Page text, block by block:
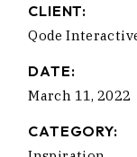
CLIENT:
Qode
DATE:
March 11, 2022
CATEGORY: